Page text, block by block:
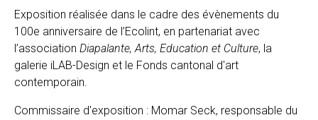
Exposition réalisée dans le cadre des évènements du
100e anniversaire de l’Ecolint, en partenariat avec
l’association Diapalante, Arts, Education et Culture, la
galerie iLAB-Design et le Fonds cantonal d'art
contemporain.
Commissaire d'exposition : Momar Seck, responsable du